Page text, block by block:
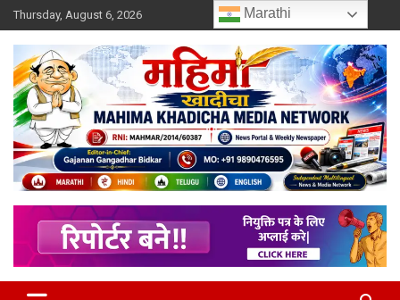
Skip
to
content
Thursday, August 6, 2026
Mahimakhadicha
Marathi